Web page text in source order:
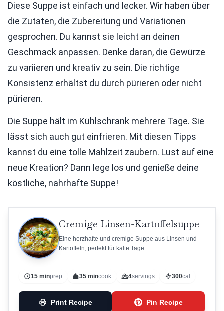
Diese Suppe ist einfach und lecker. Wir haben über
die Zutaten, die Zubereitung und Variationen
gesprochen. Du kannst sie leicht an deinen
Geschmack anpassen. Denke daran, die Gewürze
zu variieren und kreativ zu sein. Die richtige
Konsistenz erhältst du durch pürieren oder nicht
pürieren.
Die Suppe hält im Kühlschrank mehrere Tage. Sie
lässt sich auch gut einfrieren. Mit diesen Tipps
kannst du eine tolle Mahlzeit zaubern. Lust auf eine
neue Kreation? Dann lege los und genieße deine
köstliche, nahrhafte Suppe!
Cremige Linsen-Kartoffelsuppe
Eine herzhafte und cremige Suppe aus Linsen und
Kartoffeln, perfekt für kalte Tage.
15 minprep 35 mincook 4servings 300cal
Print Recipe Pin Recipe